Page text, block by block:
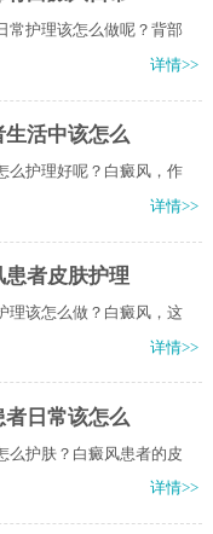
常护理该怎么做呢？背部
详情>>
生活中该怎么
么护理好呢？白癜风，作
详情>>
者皮肤护理
理该怎么做？白癜风，这
详情>>
日常该怎么
么护肤？白癜风患者的皮
详情>>